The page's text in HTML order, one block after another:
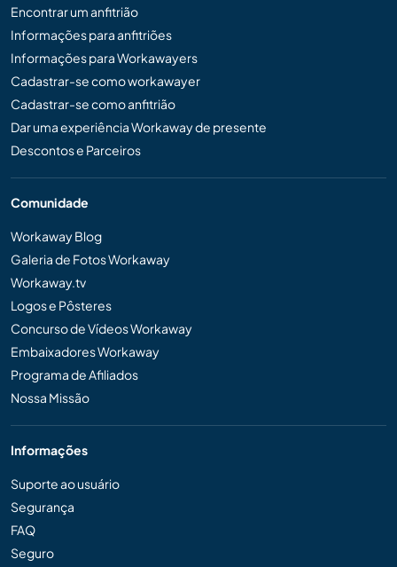
Encontrar um anfitrião
Informações para anfitriões
Informações para Workawayers
Cadastrar-se como workawayer
Cadastrar-se como anfitrião
Dar uma experiência Workaway de presente
Descontos e Parceiros
Comunidade
Workaway Blog
Galeria de Fotos Workaway
Workaway.tv
Logos e Pôsteres
Concurso de Vídeos Workaway
Embaixadores Workaway
Programa de Afiliados
Nossa Missão
Informações
Suporte ao usuário
Segurança
FAQ
Seguro